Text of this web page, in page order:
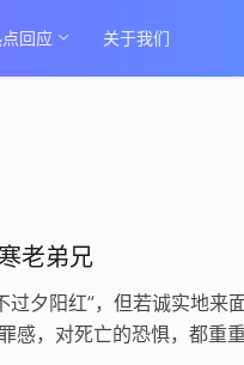
回应 关于我们
老弟兄
夕阳红”，但若诚实地来
感，对死亡的恐惧，都重